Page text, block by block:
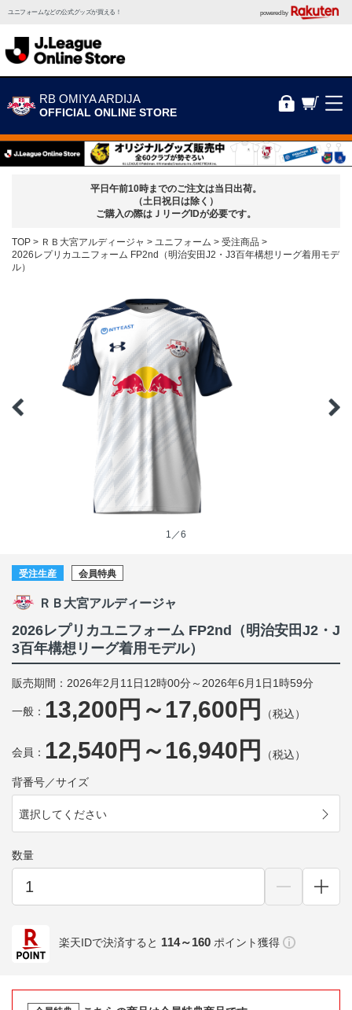
ユニフォームなどの公式グッズが買える！ powered by
RB OMIYA ARDIJA
OFFICIAL ONLINE STORE
平日午前10時までのご注文は当日出荷。
（土日祝日は除く）
ご購入の際はＪリーグIDが必要です。
TOP ＲＢ大宮アルディージャ ユニフォーム
受注商品
2026レプリカユニフォーム FP2nd（明治安田J2・J3百年構想リーグ着用モデ
ル）
1／6
受注生産 会員特典
ＲＢ大宮アルディージャ
2026レプリカユニフォーム FP2nd（明治安田J2・J
3百年構想リーグ着用モデル）
販売期間：2026年2月11日12時00分～2026年6月1日1時59分
一般： 13,200円～17,600円 （税込）
会員： 12,540円～16,940円 （税込）
背番号／サイズ
選択してください
数量
楽天IDで決済すると 114～160 ポイント獲得